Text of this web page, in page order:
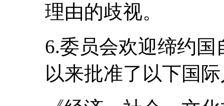
理由的歧视。
6.委员会欢迎缔约国
以来批准了以下国